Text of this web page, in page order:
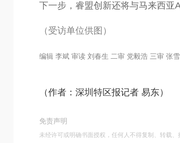
下一步，睿盟创新还将与马来西亚
（受访单位供图）
编辑 李斌 审读 刘春生 二审 党毅浩 三审 张
（作者：深圳特区报记者 易东）
免责声明
未经许可或明确书面授权，任何人不得复制、转载